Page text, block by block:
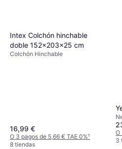
Intex Colchón hinchable
doble 152x203x25 cm
Colchón Hinchable
16,99 €
O 3 pagos de 5,66 € TAE 0%¹
8 tiendas
O
3